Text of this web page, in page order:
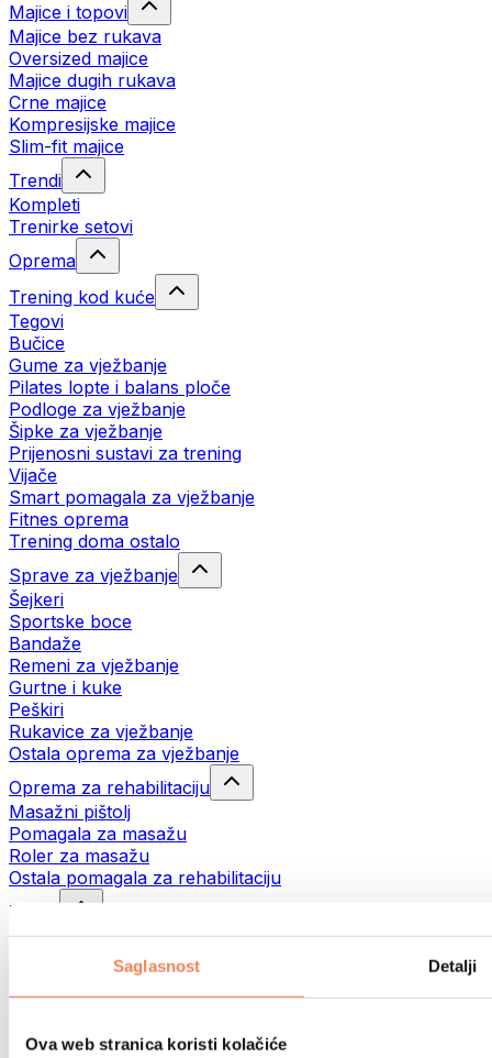
Saglasnost Detalji
Ova web stranica koristi kolačiće
Majice i topovi
Majice bez rukava
Oversized majice
Majice dugih rukava
Crne majice
Kompresijske majice
Slim-fit majice
Trendi
Kompleti
Trenirke setovi
Oprema
Trening kod kuće
Tegovi
Bučice
Gume za vježbanje
Pilates lopte i balans ploče
Podloge za vježbanje
Šipke za vježbanje
Prijenosni sustavi za trening
Vijače
Smart pomagala za vježbanje
Fitnes oprema
Trening doma ostalo
Sprave za vježbanje
Šejkeri
Sportske boce
Bandaže
Remeni za vježbanje
Gurtne i kuke
Peškiri
Rukavice za vježbanje
Ostala oprema za vježbanje
Oprema za rehabilitaciju
Masažni pištolj
Pomagala za masažu
Roler za masažu
Ostala pomagala za rehabilitaciju
Torbe
Torbe za hranu
Sportske torbe
Trčanje